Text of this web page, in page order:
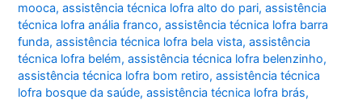
mooca,assistência técnica lofra alto do pari,assistência
técnica lofra anália franco,assistência técnica lofra barra
funda,assistência técnica lofra bela vista,assistência
técnica lofra belém,assistência técnica lofra belenzinho,
assistência técnica lofra bom retiro,assistência técnica
lofra bosque da saúde,assistência técnica lofra brás,